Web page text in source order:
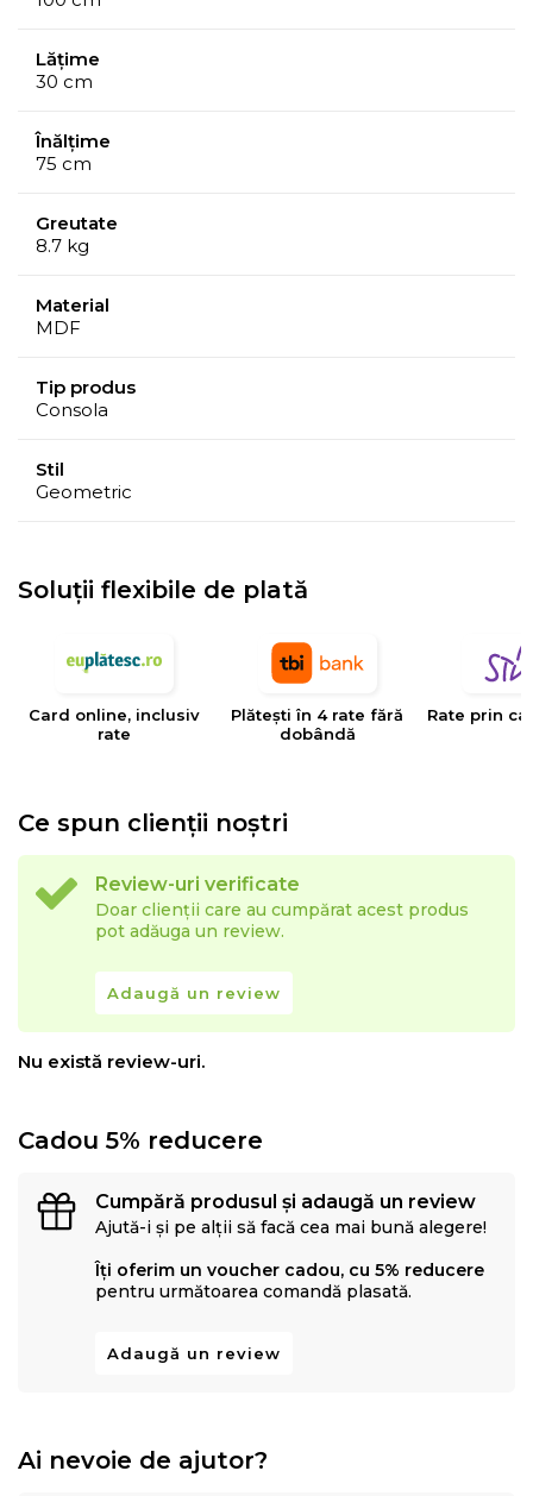
Lățime
30 cm
Înălțime
75 cm
Greutate
8.7 kg
Material
MDF
Tip produs
Consola
Stil
Geometric
Soluții flexibile de plată
Card online, inclusiv
rate
Plătești în 4 rate fără
dobândă
Rate prin
Ce spun clienții noștri
Review-uri verificate
Doar clienții care au cumpărat acest produs
pot adăuga un review.
Adaugă un review
Nu există review-uri.
Cadou 5% reducere
Cumpără produsul și adaugă un review
Ajută-i și pe alții să facă cea mai bună alegere!
Îți oferim un voucher cadou, cu 5% reducere
pentru următoarea comandă plasată.
Adaugă un review
Ai nevoie de ajutor?